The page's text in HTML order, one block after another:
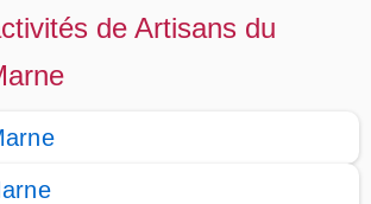
de Artisans du